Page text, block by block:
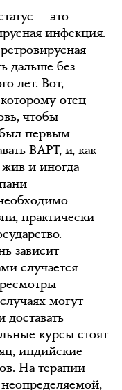
— это
инфекция.
дальше без
лет. Вот,
отец
чтобы
первым
ВАРТ, и, как
и иногда
практически
зависит
случается
могут
доставать
курсы стоят
индийские
На терапии
неопределяемой,